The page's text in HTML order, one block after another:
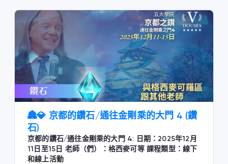
🏯💎 京都的鑽石/通往金剛乘的大門 4 (鑽
石)
京都的鑽石/通往金剛乘的大門 4: 日期：2025年12月
11日至15日 老師（們）：格西麥可等 課程類型：線下
和線上活動